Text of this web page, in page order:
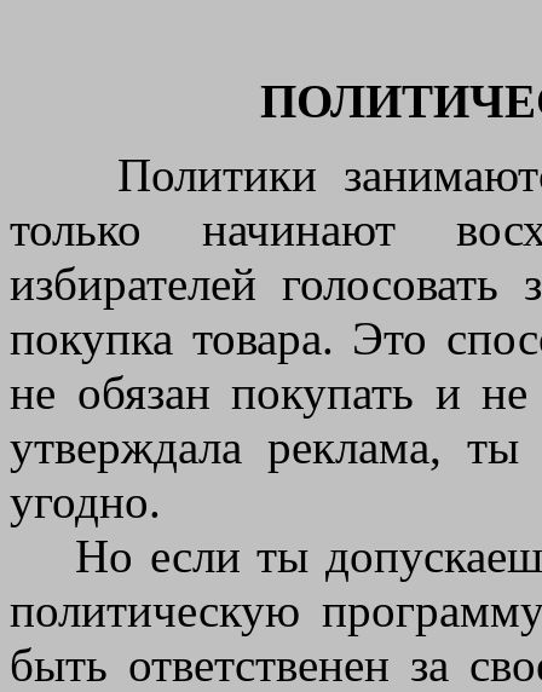
Политики
только начинают
избирателей
покупка товара. Это
не обязан покупать и
утверждала реклама,
угодно.
Но если ты
политическую
быть ответственен за